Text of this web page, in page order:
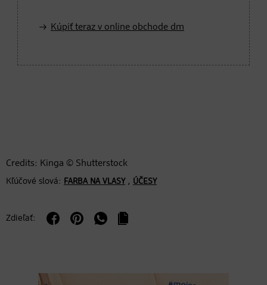
Kúpiť teraz v online obchode dm
Credits: Kinga © Shutterstock
Kľúčové slová: FARBA NA VLASY, ÚČESY
Zdieľať: